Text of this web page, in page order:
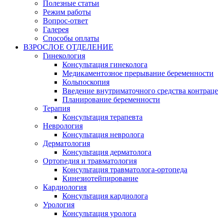
Полезные статьи
Режим работы
Вопрос-ответ
Галерея
Способы оплаты
ВЗРОСЛОЕ ОТДЕЛЕНИЕ
Гинекология
Консультация гинеколога
Медикаментозное прерывание беременности
Кольпоскопия
Введение внутриматочного средства
Планирование беременности
Терапия
Консультация терапевта
Неврология
Консультация невролога
Дерматология
Консультация дерматолога
Ортопедия и травматология
Консультация травматолога-ортопеда
Кинезиотейпирование
Кардиология
Консультация кардиолога
Урология
Консультация уролога